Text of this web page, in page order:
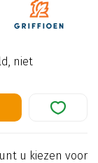
niet
u kiezen voor